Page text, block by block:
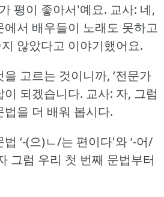
평이 좋아서'예요. 교사: 네,
에서 배우들이 노래도 못하고
않았다고 이야기했어요.
고르는 것이니까, ‘전문가
되겠습니다. 교사: 자, 그럼
을 더 배워 봅시다.
‘-(으)ㄴ/는 편이다'와 ‘-어/
그럼 우리 첫 번째 문법부터